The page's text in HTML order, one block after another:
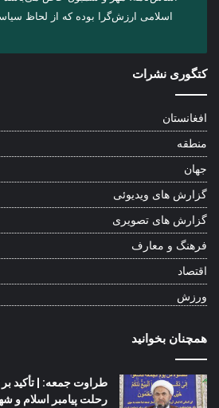
اسلامی ارزش‌گرا بوده که از لحاظ
کتگوری نشرات
افغانستان
منطقه
جهان
گزارش های ویدیوئی
گزارش های تصویری
فرهنگ و معارف
اقتصاد
ورزش
همچنان بخوانید
طراوت جمعه: | تأکید
رحلت پیامبر اسلام و